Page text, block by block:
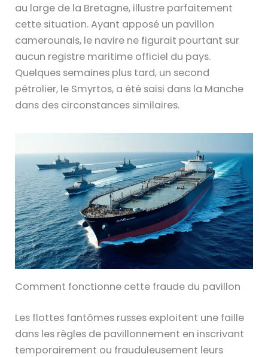
au large de la Bretagne, illustre parfaitement
cette situation. Ayant apposé un pavillon
camerounais, le navire ne figurait pourtant sur
aucun registre maritime officiel du pays.
Quelques semaines plus tard, un second
pétrolier, le Smyrtos, a été saisi dans la Manche
dans des circonstances similaires.
Comment fonctionne cette fraude du pavillon
Les flottes fantômes russes exploitent une faille
dans les règles de pavillonnement en inscrivant
temporairement ou frauduleusement leurs